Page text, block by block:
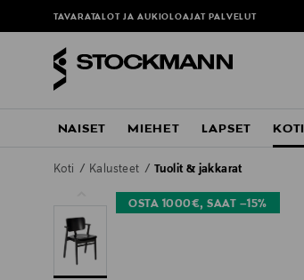
TAVARATALOT JA AUKIOLOAJAT PALVELUT
NAISET MIEHET LAPSET KOTI
Koti Kalusteet Tuolit & jakkarat
OSTA 1000€, SAAT –15%